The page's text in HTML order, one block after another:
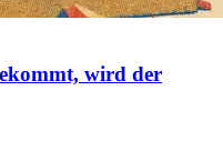
wird der